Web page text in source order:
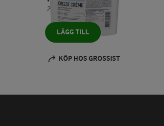
2000 g
LÄGG TILL
KÖP HOS GROSSIST